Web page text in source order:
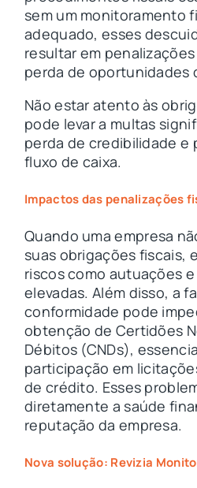
sem um monitoramento
adequado, esses
resultar em
perda de oportunidades
Não estar atento às
pode levar a multas
perda de credibilidade e
fluxo de caixa.
Impactos das penalizações
Quando uma empresa
suas obrigações fiscais,
riscos como autuações
elevadas. Além disso, a
conformidade pode
obtenção de Certidões
Débitos (CNDs),
participação em
de crédito. Esses
diretamente a saúde
reputação da empresa.
Nova solução: Revizia